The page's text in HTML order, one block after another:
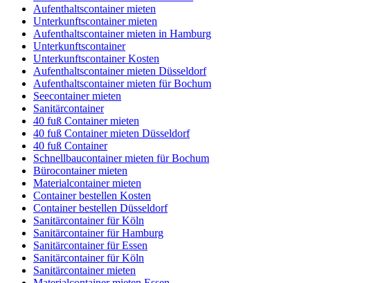
Aufenthaltscontainer mieten
Unterkunftscontainer mieten
Aufenthaltscontainer mieten in Hamburg
Unterkunftscontainer
Unterkunftscontainer Kosten
Aufenthaltscontainer mieten Düsseldorf
Aufenthaltscontainer mieten für Bochum
Seecontainer mieten
Sanitärcontainer
40 fuß Container mieten
40 fuß Container mieten Düsseldorf
40 fuß Container
Schnellbaucontainer mieten für Bochum
Bürocontainer mieten
Materialcontainer mieten
Container bestellen Kosten
Container bestellen Düsseldorf
Sanitärcontainer für Köln
Sanitärcontainer für Hamburg
Sanitärcontainer für Essen
Sanitärcontainer für Köln
Sanitärcontainer mieten